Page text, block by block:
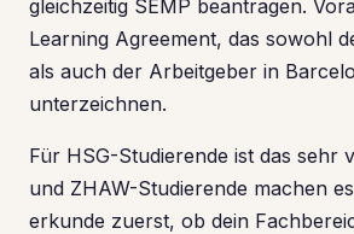
gleichzeitig SEMP beantragen.
Learning Agreement, das sowohl
als auch der Arbeitgeber in
unterzeichnen.
Für HSG-Studierende ist das sehr
und ZHAW-Studierende machen
erkunde zuerst, ob dein